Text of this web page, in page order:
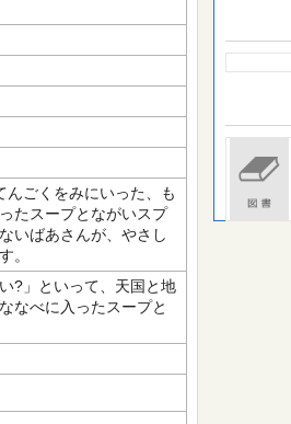
んごくをみにいった、も
たスープとながいスプ
いばあさんが、やさし
。
?」といって、天国と地
なべに入ったスープと